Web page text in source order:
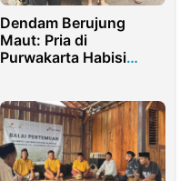
Dendam Berujung
Maut: Pria di
Purwakarta Habisi